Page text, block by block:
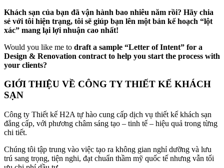
Khách sạn của bạn đã vận hành bao nhiêu năm rồi? Hãy chia
sẻ với tôi hiện trạng, tôi sẽ giúp bạn lên một bản kế hoạch “lột
xác” mang lại lợi nhuận cao nhất!
Would you like me to draft a sample “Letter of Intent” for a
Design & Renovation contract to help you start the process with
your clients?
GIỚI THIỆU VỀ CÔNG TY THIẾT KẾ KHÁCH
SẠN
Công ty Thiết kế H2A tự hào cung cấp dịch vụ thiết kế khách sạn
đẳng cấp, với phương châm sáng tạo – tinh tế – hiệu quả trong từng
chi tiết.
Chúng tôi tập trung vào việc tạo ra không gian nghỉ dưỡng và lưu
trú sang trọng, tiện nghi, đạt chuẩn thầm mỹ quốc tế nhưng vẫn tối